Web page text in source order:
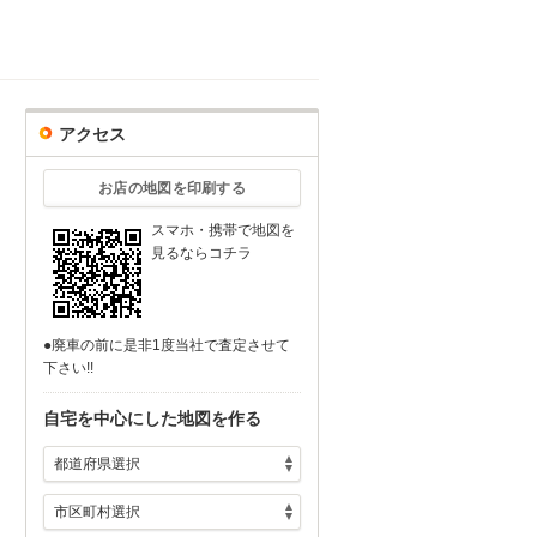
アクセス
お店の地図を印刷する
スマホ・携帯で地図を
見るならコチラ
●廃車の前に是非1度当社で査定させて
下さい!!
自宅を中心にした地図を作る